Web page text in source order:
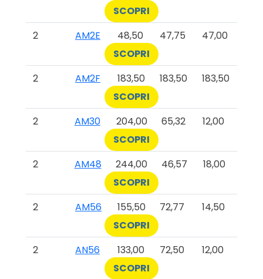
SCOPRI
2
AM2E 48,50 47,75
47,00
SCOPRI
2
AM2F 183,50 183,50
183,50
SCOPRI
2
AM30 204,00 65,32
12,00
SCOPRI
2
AM48 244,00 46,57
18,00
SCOPRI
2
AM56 155,50 72,77
14,50
SCOPRI
2
AN56 133,00 72,50
12,00
SCOPRI